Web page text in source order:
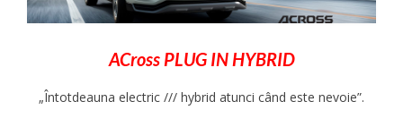
ACross PLUG IN HYBRID
„Întotdeauna electric /// hybrid atunci când este nevoie”.